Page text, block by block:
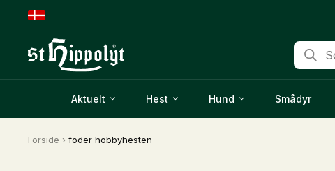
Products
search
Aktuelt Hest Hund Smådyr
Forside › foder hobbyhesten